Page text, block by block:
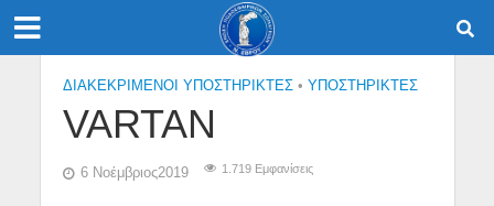
ΔΙΑΚΕΚΡΙΜΕΝΟΙ ΥΠΟΣΤΗΡΙΚΤΕΣ • ΥΠΟΣΤΗΡΙΚΤΕΣ
VARTAN
6 Νοέμβριος2019 1.719 Εμφανίσεις